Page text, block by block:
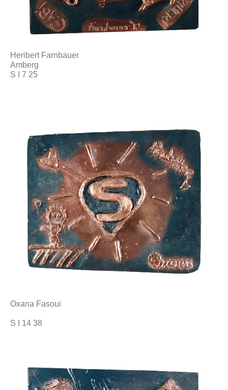
Heribert Farnbauer
Amberg
S I 7 25
Oxana Fasoui
S I 14 38